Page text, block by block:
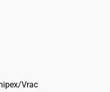
Vrac